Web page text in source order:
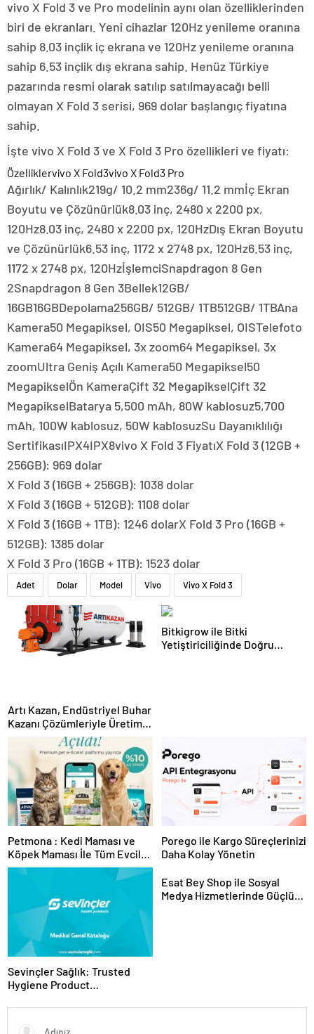
vivo X Fold 3 ve Pro modelinin aynı olan özelliklerinden
biri de ekranları. Yeni cihazlar 120Hz yenileme oranına
sahip 8.03 inçlik iç ekrana ve 120Hz yenileme oranına
sahip 6.53 inçlik dış ekrana sahip. Henüz Türkiye
pazarında resmi olarak satılıp satılmayacağı belli
olmayan X Fold 3 serisi, 969 dolar başlangıç fiyatına
sahip.
İşte vivo X Fold 3 ve X Fold 3 Pro özellikleri ve fiyatı:
Özelliklervivo X Fold3vivo X Fold3 Pro
Ağırlık/ Kalınlık219g/ 10.2 mm236g/ 11.2 mmİç Ekran
Boyutu ve Çözünürlük8.03 inç, 2480 x 2200 px,
120Hz8.03 inç, 2480 x 2200 px, 120HzDış Ekran Boyutu
ve Çözünürlük6.53 inç, 1172 x 2748 px, 120Hz6.53 inç,
1172 x 2748 px, 120HzİşlemciSnapdragon 8 Gen
2Snapdragon 8 Gen 3Bellek12GB/
16GB16GBDepolama256GB/ 512GB/ 1TB512GB/ 1TBAna
Kamera50 Megapiksel, OIS50 Megapiksel, OISTelefoto
Kamera64 Megapiksel, 3x zoom64 Megapiksel, 3x
zoomUltra Geniş Açılı Kamera50 Megapiksel50
MegapikselÖn KameraÇift 32 MegapikselÇift 32
MegapikselBatarya 5,500 mAh, 80W kablosuz5,700
mAh, 100W kablosuz, 50W kablosuzSu Dayanıklılığı
SertifikasıIPX4IPX8vivo X Fold 3 FiyatıX Fold 3 (12GB +
256GB): 969 dolar
X Fold 3 (16GB + 256GB): 1038 dolar
X Fold 3 (16GB + 512GB): 1108 dolar
X Fold 3 (16GB + 1TB): 1246 dolarX Fold 3 Pro (16GB +
512GB): 1385 dolar
X Fold 3 Pro (16GB + 1TB): 1523 dolar
Adet Dolar Model Vivo Vivo X Fold 3
Artı Kazan, Endüstriyel Buhar
Kazanı Çözümleriyle Üretim
Tesislerine Verimli Sistemler
Sunuyor
Bitkigrow ile Bitki
Yetiştiriciliğinde Doğru
Petmona : Kedi Maması ve
Köpek Maması İle Tüm Evcil
Hayvan Ürünleri
Porego ile Kargo Süreçlerinizi
Daha Kolay Yönetin
Sevinçler Sağlık: Trusted
Hygiene Product
Esat Bey Shop ile Sosyal
Medya Hizmetlerinde Güçlü